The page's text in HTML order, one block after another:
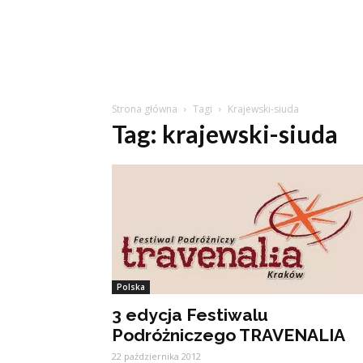
Strona główna Tagi Krajewski-siuda
Tag: krajewski-siuda
Polska
3 edycja Festiwalu
Podróżniczego TRAVENALIA
22 października 2012